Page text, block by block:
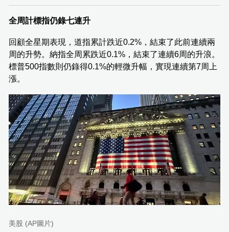
全周計標指仍錄七連升
回顧全星期表現，道指累計跌近0.2%，結束了此前連續兩
周的升勢。納指全周累跌近0.1%，結束了連續6周的升浪。
標普500指數則仍錄得0.1%的輕微升幅，實現連續第7周上
漲。
美股 (AP圖片)